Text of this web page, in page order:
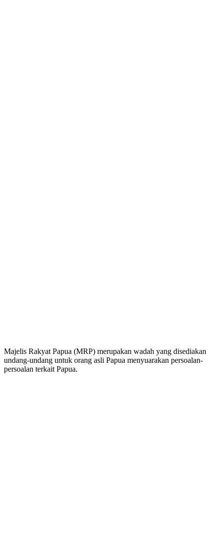
Majelis Rakyat Papua (MRP) merupakan wadah yang disediakan
undang-undang untuk orang asli Papua menyuarakan persoalan-
persoalan terkait Papua.